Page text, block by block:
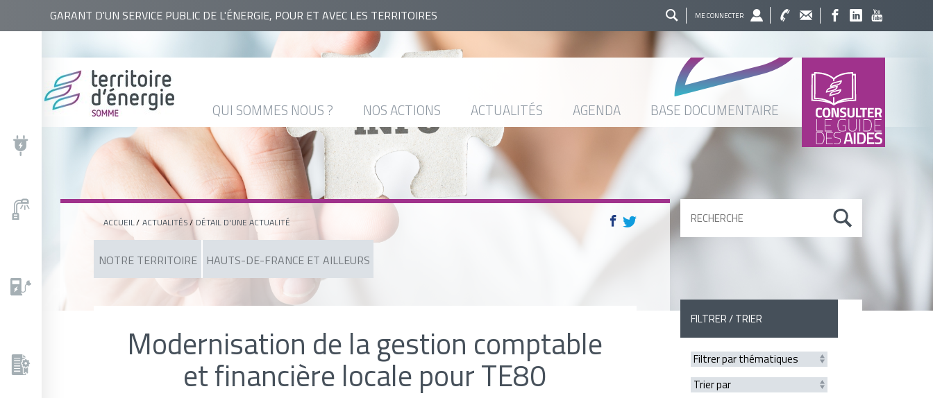
GARANT D'UN SERVICE PUBLIC DE L'ÉNERGIE, POUR ET AVEC LES TERRITOIRES ME CONNECTER
RECHERCHER
QUI SOMMES NOUS ? NOS ACTIONS ACTUALITÉS AGENDA BASE DOCUMENTAIRE
ACCUEIL ACTUALITÉS DÉTAIL D'UNE ACTUALITÉ
NOTRE TERRITOIRE HAUTS-DE-FRANCE ET AILLEURS
Modernisation de la gestion comptable
et financière locale pour TE80
FILTRER / TRIER
SOMMES
NOUS
ACTIONS
DOCUMENTAIRE